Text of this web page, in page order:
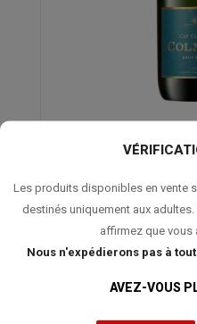
Les produits disponibles en vente
destinés uniquement aux
affirmez que vous
Nous n'expédierons pas à
AVEZ-VOUS
Composé de 52% de Pinot Noir
véritable reflet du style unique